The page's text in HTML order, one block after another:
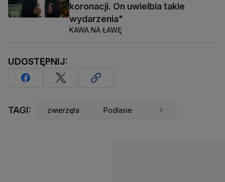
koronacji. On uwielbia takie
wydarzenia"
KAWA NA ŁAWĘ
UDOSTĘPNIJ:
TAGI: zwierzęta Podlasie